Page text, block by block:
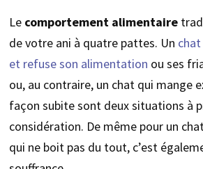
Le comportement alimentaire
de votre ani à quatre pattes. Un
et refuse son alimentation ou ses
ou, au contraire, un chat qui mange
façon subite sont deux situations à
considération. De même pour un
qui ne boit pas du tout, c’est